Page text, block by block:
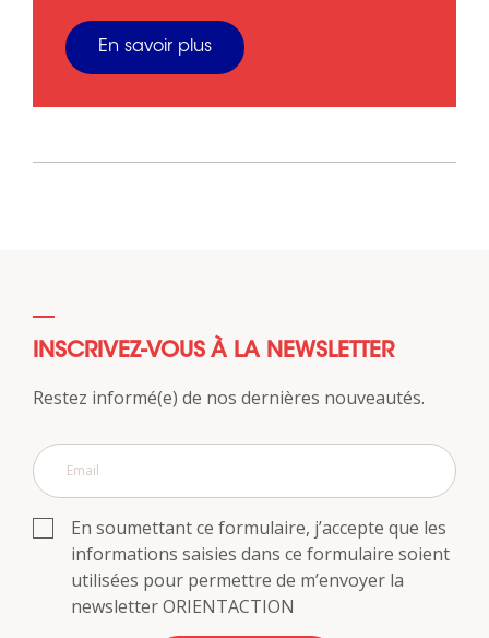
En savoir plus
INSCRIVEZ-VOUS À LA NEWSLETTER
Restez informé(e) de nos dernières nouveautés.
En soumettant ce formulaire, j’accepte que les
informations saisies dans ce formulaire soient
utilisées pour permettre de m’envoyer la
newsletter ORIENTACTION